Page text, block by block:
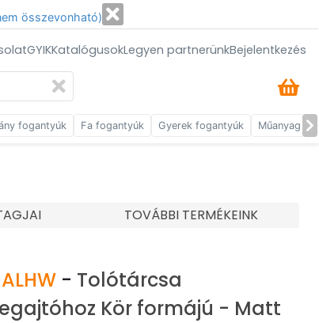
összevonható)
GYIKKatalógusokLegyen partnerünkBejelentkezés
fogantyúk Fa fogantyúk Gyerek fogantyúk Műanyag
TOVÁBBI TERMÉKEINK
- Tolótárcsa
Kör formájú - Matt